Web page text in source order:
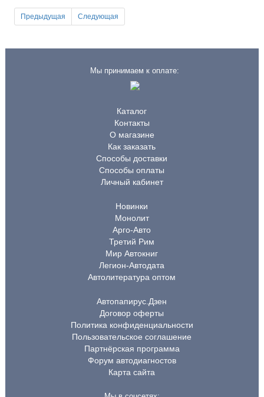
Предыдущая Следующая
Мы принимаем к оплате:
Каталог
Контакты
О магазине
Как заказать
Способы доставки
Способы оплаты
Личный кабинет
Новинки
Монолит
Арго-Авто
Третий Рим
Мир Автокниг
Легион-Автодата
Автолитература оптом
Автопапирус.Дзен
Договор оферты
Политика конфиденциальности
Пользовательское соглашение
Партнёрская программа
Форум автодиагностов
Карта сайта